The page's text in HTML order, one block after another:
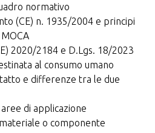
normativo
(CE) n. 1935/2004 e principi
2020/2184 e D.Lgs. 18/2023
al consumo umano
e differenze tra le due
di applicazione
o componente